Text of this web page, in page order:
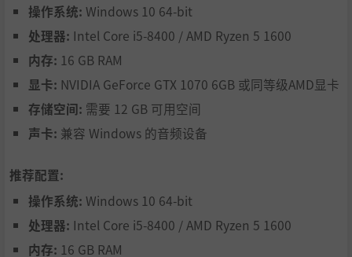
● 弱肉强食的末世废土
玩家将扮演灵拳的传承者卡特，与这个世界风格迥异的顶尖
战力进行高强度对决，挖掘自身无限潜能，“冲击”通往新
世界的道路。
操作系统: Windows 10 64-bit
处理器: Intel Core i5-8400 / AMD Ryzen 5 1600
内存: 16 GB RAM
显卡: NVIDIA GeForce GTX 1070 6GB 或同等级AMD显卡
存储空间: 需要 12 GB 可用空间
声卡: 兼容 Windows 的音频设备
推荐配置:
操作系统: Windows 10 64-bit
处理器: Intel Core i5-8400 / AMD Ryzen 5 1600
内存: 16 GB RAM